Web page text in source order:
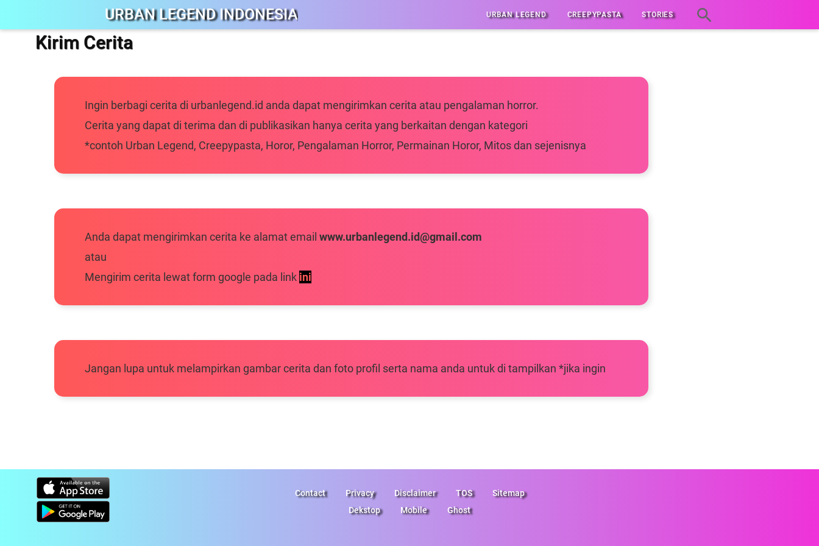
URBAN LEGEND INDONESIA STORIES
CREEPYPASTA
URBAN LEGEND
Kirim Cerita
Ingin berbagi cerita di urbanlegend.id anda dapat mengirimkan cerita atau pengalaman horror.
Cerita yang dapat di terima dan di publikasikan hanya cerita yang berkaitan dengan kategori
*contoh Urban Legend, Creepypasta, Horor, Pengalaman Horror, Permainan Horor, Mitos dan sejenisnya
Anda dapat mengirimkan cerita ke alamat email www.urbanlegend.id@gmail.com
atau
Mengirim cerita lewat form google pada link ini
Jangan lupa untuk melampirkan gambar cerita dan foto profil serta nama anda untuk di tampilkan *jika ingin
Contact Privacy Disclaimer TOS
Sitemap
Dekstop
Mobile Ghost